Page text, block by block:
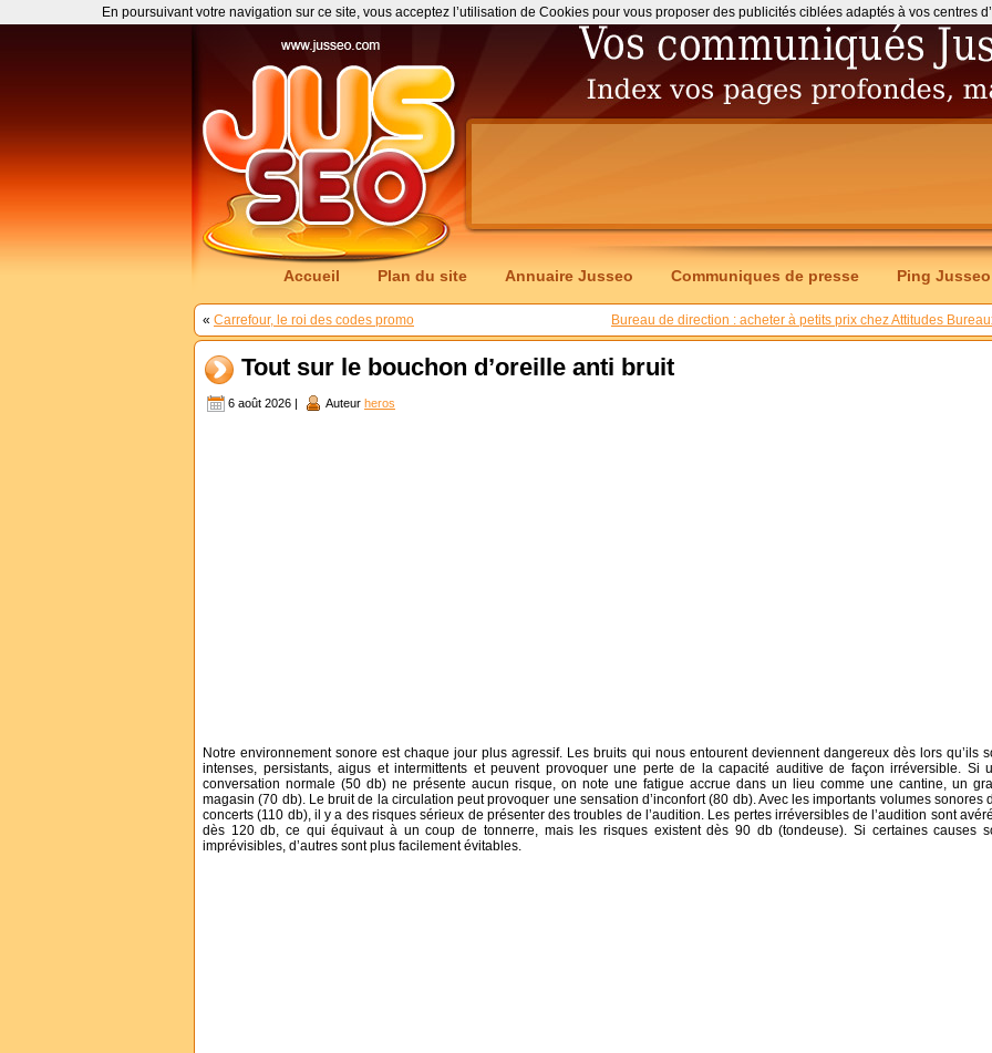
Accueil Plan du site Annuaire Jusseo Communiques de presse Ping Jusseo
« Carrefour, le roi des codes promo Bureau de direction : acheter à petits prix chez Attitudes
Tout sur le bouchon d’oreille anti bruit
6 août 2026 | Auteur heros
Notre environnement sonore est chaque jour plus agressif. Les bruits qui nous entourent deviennent dangereux dès lors qu’ils
intenses, persistants, aigus et intermittents et peuvent provoquer une perte de la capacité auditive de façon irréversible. Si
conversation normale (50 db) ne présente aucun risque, on note une fatigue accrue dans un lieu comme une cantine, un
magasin (70 db). Le bruit de la circulation peut provoquer une sensation d’inconfort (80 db). Avec les importants volumes sonores
concerts (110 db), il y a des risques sérieux de présenter des troubles de l’audition. Les pertes irréversibles de l’audition sont
dès 120 db, ce qui équivaut à un coup de tonnerre, mais les risques existent dès 90 db (tondeuse). Si certaines causes
imprévisibles, d’autres sont plus facilement évitables.
En poursuivant votre navigation sur ce site, vous acceptez l’utilisation de Cookies pour vous proposer des publicités ciblées adaptés à vos centres